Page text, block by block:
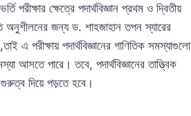
ক্ষেত্রে পদার্থবিজ্ঞান প্রথম ও দ্বিতীয়
জন্য ড. শাহজাহান তপন স্যারের
এ পরীক্ষায় পদার্থবিজ্ঞানের গাণিতিক সমস্যাগুলো
পারে। তবে, পদার্থবিজ্ঞানের তাত্ত্বিক
গুরুত্ব দিয়ে পড়তে হবে।